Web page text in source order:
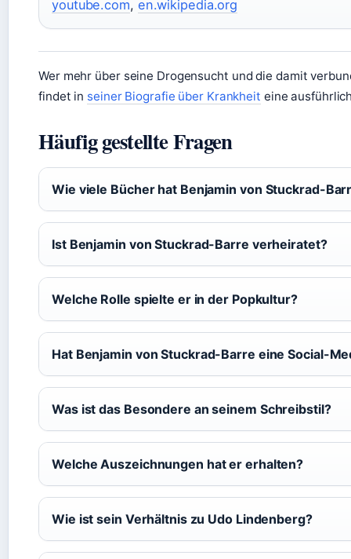
youtube.com, en.wikipedia.org
Wer mehr über seine Drogensucht und die damit
findet in seiner Biografie über Krankheit eine
Häufig gestellte Fragen
Wie viele Bücher hat Benjamin von Stuckrad-
Ist Benjamin von Stuckrad-Barre verheiratet?
Welche Rolle spielte er in der Popkultur?
Hat Benjamin von Stuckrad-Barre eine Social-
Was ist das Besondere an seinem Schreibstil?
Welche Auszeichnungen hat er erhalten?
Wie ist sein Verhältnis zu Udo Lindenberg?